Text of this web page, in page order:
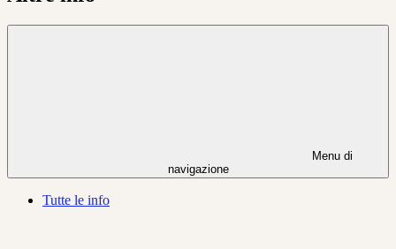
Menu di
navigazione
Tutte le info